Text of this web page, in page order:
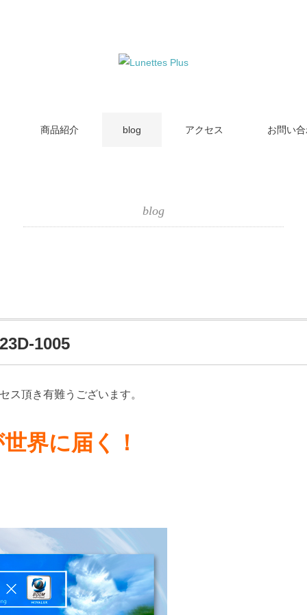
商品紹介 blog アクセス お問い
blog
1005
ス頂き有難うございます。
界に届く！